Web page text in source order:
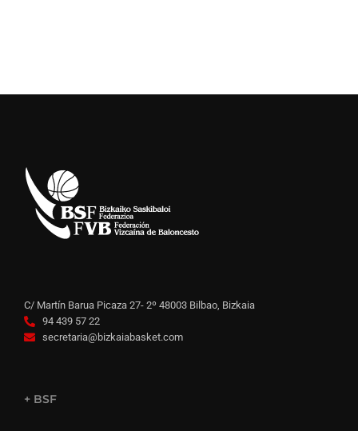
C/ Martín Barua Picaza 27- 2º 48003 Bilbao, Bizkaia
94 439 57 22
secretaria@bizkaiabasket.com
+ BSF